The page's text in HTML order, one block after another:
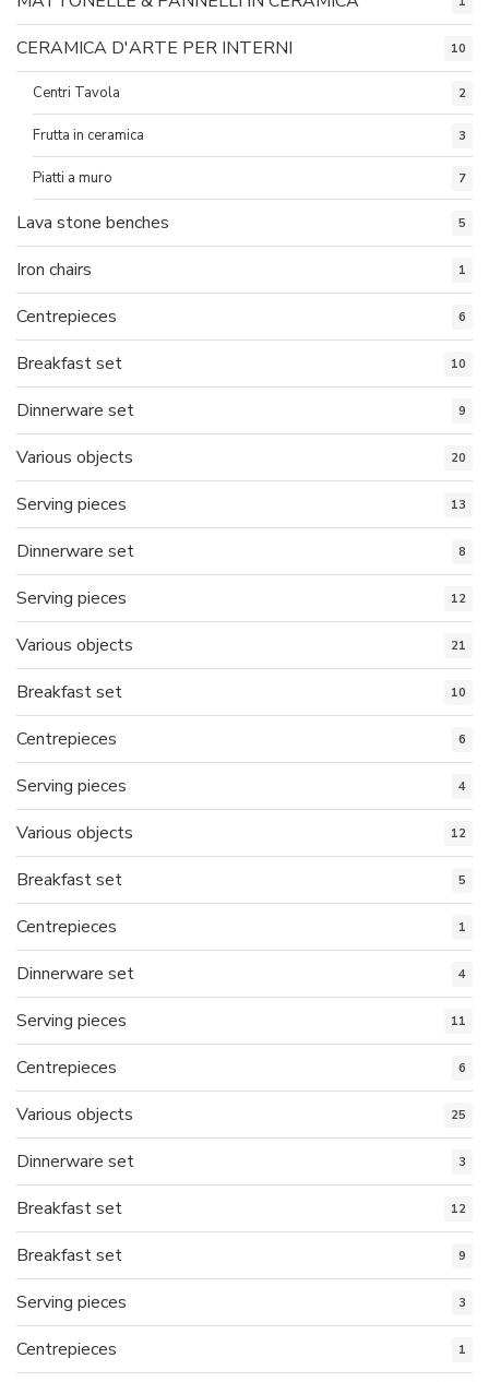
CERAMICA D'ARTE PER INTERNI 10
Centri Tavola 2
Frutta in ceramica 3
Piatti a muro 7
Lava stone benches 5
Iron chairs 1
Centrepieces 6
Breakfast set 10
Dinnerware set 9
Various objects 20
Serving pieces 13
Dinnerware set 8
Serving pieces 12
Various objects 21
Breakfast set 10
Centrepieces 6
Serving pieces 4
Various objects 12
Breakfast set 5
Centrepieces 1
Dinnerware set 4
Serving pieces 11
Centrepieces 6
Various objects 25
Dinnerware set 3
Breakfast set 12
Breakfast set 9
Serving pieces 3
Centrepieces 1